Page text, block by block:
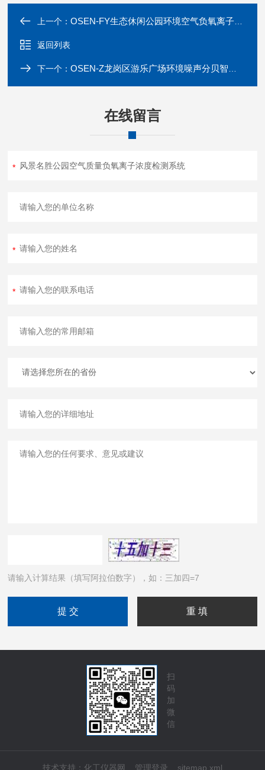
上一个：OSEN-FY生态休闲公园环境空气负氧离子含量监测站
返回列表
下一个：OSEN-Z龙岗区游乐广场环境噪声分贝智能监控系统
在线留言
请输入计算结果（填写阿拉伯数字），如：三加四=7
扫
码
加
微
信
技术支持： 化工仪器网 管理登录 sitemap.xml